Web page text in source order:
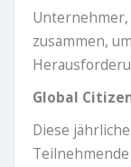
zusammen,
Global
Diese